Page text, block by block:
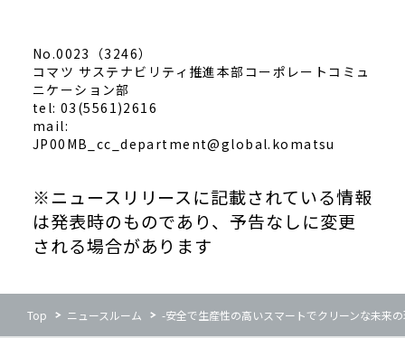
No.0023（3246）
コマツ サステナビリティ推進本部コーポレートコミュ
ニケーション部
tel: 03(5561)2616
mail:
JP00MB_cc_department@global.komatsu
※ニュースリリースに記載されている情報
は発表時のものであり、予告なしに変更
される場合があります
Top ニュースルーム -安全で生産性の高いスマートでクリーンな未来